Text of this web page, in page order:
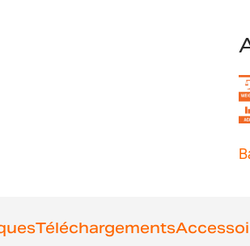
Téléchargements